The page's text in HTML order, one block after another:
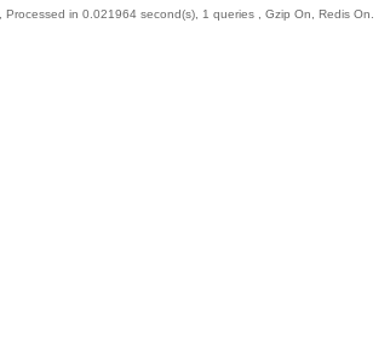
, Processed in 0.021964 second(s), 1 queries , Gzip On, Redis On.